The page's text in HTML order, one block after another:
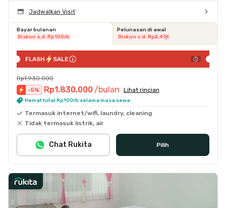
Jadwalkan Visit
Bayar bulanan
Diskon s.d. Rp100rb
Pelunasan di awal
Diskon s.d. Rp2,47jt
FLASH SALE
Rp1.930.000
-5% Rp1.830.000 /bulan Lihat rincian
Hemat total Rp100rb selama masa sewa
Termasuk internet/wifi, laundry, cleaning
Tidak termasuk listrik, air
Pilih
Chat Rukita